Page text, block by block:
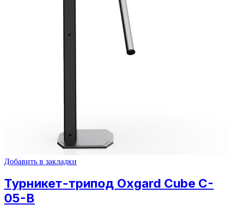
Добавить в закладки
Турникет-трипод Oxgard Cube C-
05-В